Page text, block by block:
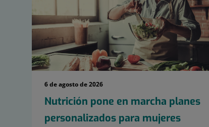
6 de agosto de 2026
Nutrición pone en marcha planes
personalizados para mujeres